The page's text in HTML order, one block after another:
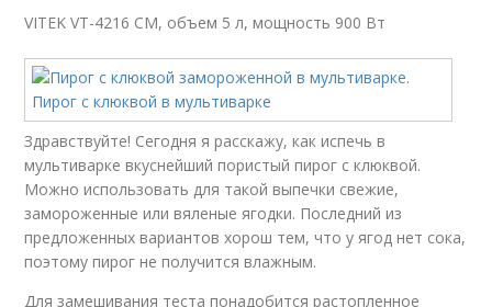
VITEK VT-4216 CM, объем 5 л, мощность 900 Вт
Здравствуйте! Сегодня я расскажу, как испечь в
мультиварке вкуснейший пористый пирог с клюквой.
Можно использовать для такой выпечки свежие,
замороженные или вяленые ягодки. Последний из
предложенных вариантов хорош тем, что у ягод нет сока,
поэтому пирог не получится влажным.
Для замешивания теста понадобится растопленное